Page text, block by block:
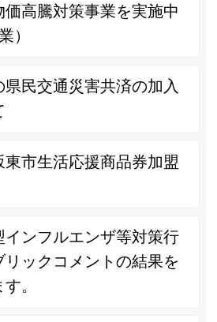
価高騰対策事業を実施中
）
民交通災害共済の加入
市生活応援商品券加盟
インフルエンザ等対策行
ックコメントの結果を
。